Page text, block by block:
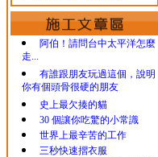
阿伯！請問台中太平洋怎麼
走...
有誰跟朋友玩過這個，說明
你有個頭骨很硬的朋友
史上最欠揍的貓
30 個讓你吃驚的小常識
世界上最辛苦的工作
三秒快速摺衣服